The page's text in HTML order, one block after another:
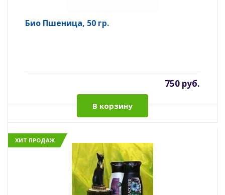
Био Пшеница, 50 гр.
750 руб.
В корзину
ХИТ ПРОДАЖ